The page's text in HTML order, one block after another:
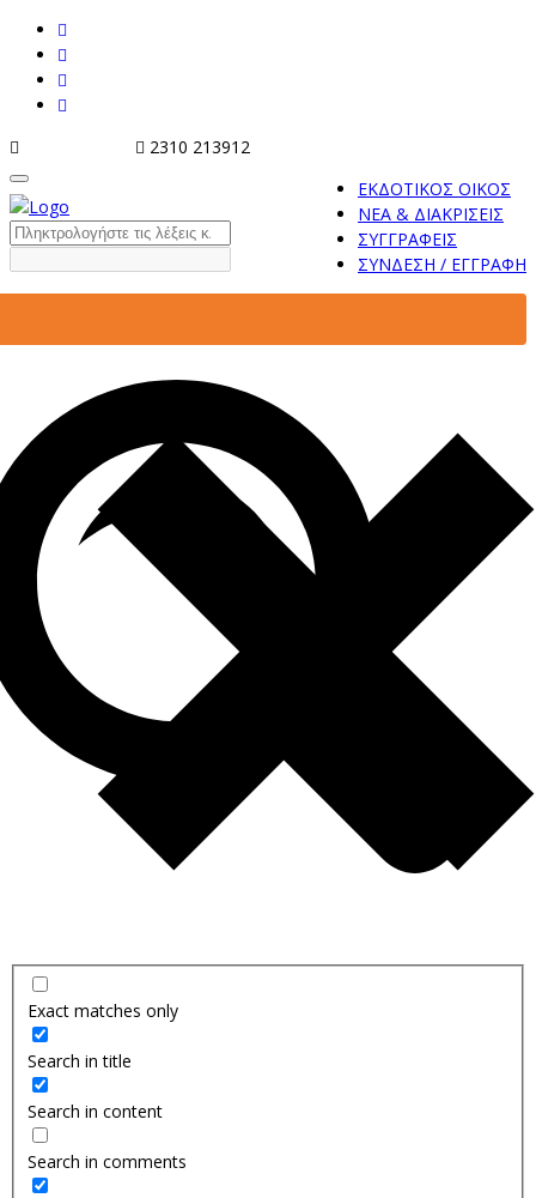
2310 213912
ΕΚΔΟΤΙΚΟΣ ΟΙΚΟΣ
ΝΕΑ & ΔΙΑΚΡΙΣΕΙΣ
ΣΥΓΓΡΑΦΕΙΣ
ΣΥΝΔΕΣΗ / ΕΓΓΡΑΦΗ
Exact matches only
Search in title
Search in content
Search in comments